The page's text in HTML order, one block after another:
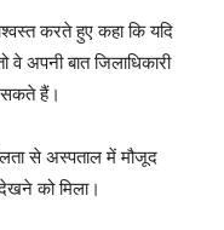
करते हुए कहा कि यदि
अपनी बात जिलाधिकारी
सकते हैं।
से अस्पताल में मौजूद
को मिला।